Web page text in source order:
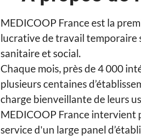
MEDICOOP France est la
lucrative de travail temporaire
sanitaire et social.
Chaque mois, près de 4 000
plusieurs centaines
charge bienveillante de leurs
MEDICOOP France intervient
service d'un large panel